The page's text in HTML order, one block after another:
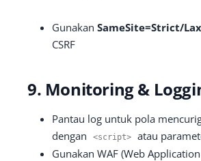
Gunakan SameSite=Strict/Lax
CSRF
9. Monitoring &
Pantau log untuk pola
dengan
<script>
atau
Gunakan WAF (Web